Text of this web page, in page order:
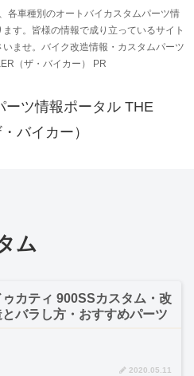
各車種別のオートバイカスタムパーツ情
す。皆様の情報で成り立っているサイト
ませ。バイク改造情報・カスタムパーツ
（ザ・バイカー） PR
ーツ情報ポータル THE
バイカー）
ム
ゥカティ 900SSカスタム・改
とバラし方・おすすめパーツ
2020.05.11